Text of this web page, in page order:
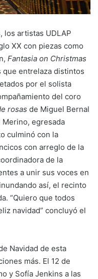
los artistas UDLAP
XX con piezas como
Fantasia on Christmas
que entrelaza distintos
por el solista
del coro
rosas de Miguel Bernal
egresada
culminó con la
con arreglo de la
de la
a unir sus voces en
así, el recinto
“Quiero que todos
navidad” concluyó el
Navidad de esta
más. El 12 de
y Sofía Jenkins a las